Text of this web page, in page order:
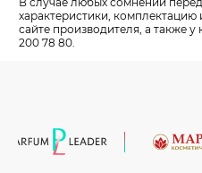
характеристики,
сайте производителя, а также
200 78 80.